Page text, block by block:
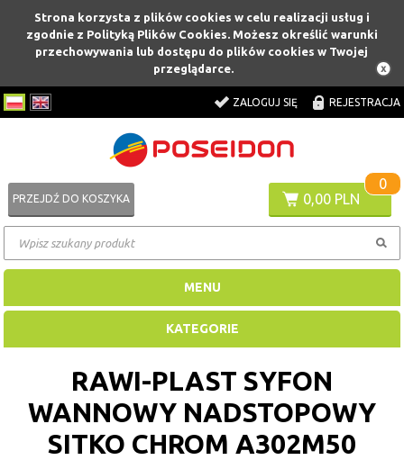
Strona korzysta z plików cookies w celu realizacji usług i
zgodnie z Polityką Plików Cookies. Możesz określić warunki
przechowywania lub dostępu do plików cookies w Twojej
przeglądarce.
ZALOGUJ SIĘ REJESTRACJA
0,00 PLN
0
PRZEJDŹ DO KOSZYKA
MENU
KATEGORIE
RAWI-PLAST SYFON
WANNOWY NADSTOPOWY
SITKO CHROM A302M50